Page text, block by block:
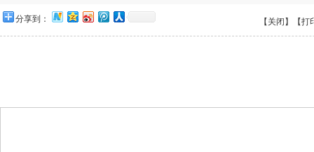
分享到： 【关闭】 【打